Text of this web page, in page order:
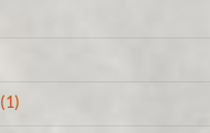
(1)